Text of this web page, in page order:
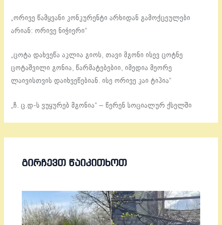
„ორივე წამყვანი კონკურენტი არხიდან გამოქცეულები
არიან: ორივე ნიჭიერი“
„ცოტა დახვეწა აკლია გიოს, თავი მგონი ისევ ცოტნე
ცოტაშვილი გონია, წარმატებებიი, იმედია მეორე
ლაივისთვის დაიხვეწებიან. ისე ორივე კაი ტიპია“
„ჩ. ც.დ-ს ვუყურებ მგონია“ – წერენ სოციალურ ქსელში
ᲒᲘᲠᲩᲔᲕᲗ ᲬᲐᲘᲙᲘᲗᲮᲝᲗ